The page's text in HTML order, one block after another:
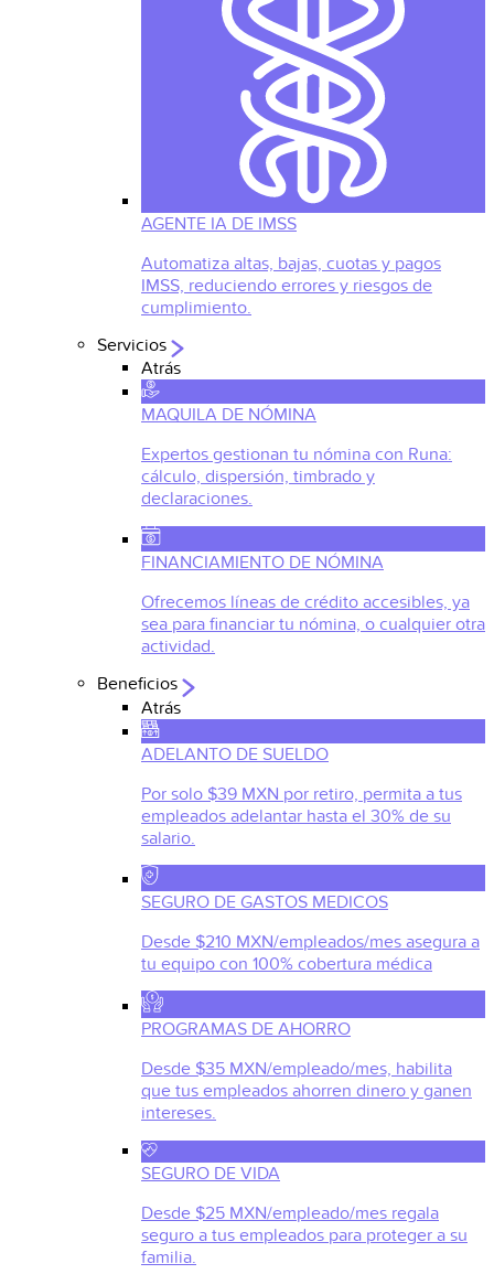
AGENTE IA DE IMSS
Automatiza altas, bajas, cuotas y pagos
IMSS, reduciendo errores y riesgos de
cumplimiento.
Servicios
Atrás
MAQUILA DE NÓMINA
Expertos gestionan tu nómina con Runa:
cálculo, dispersión, timbrado y
declaraciones.
FINANCIAMIENTO DE NÓMINA
Ofrecemos líneas de crédito accesibles, ya
sea para financiar tu nómina, o cualquier otra
actividad.
Beneficios
Atrás
ADELANTO DE SUELDO
Por solo $39 MXN por retiro, permita a tus
empleados adelantar hasta el 30% de su
salario.
SEGURO DE GASTOS MEDICOS
Desde $210 MXN/empleados/mes asegura a
tu equipo con 100% cobertura médica
PROGRAMAS DE AHORRO
Desde $35 MXN/empleado/mes, habilita
que tus empleados ahorren dinero y ganen
intereses.
SEGURO DE VIDA
Desde $25 MXN/empleado/mes regala
seguro a tus empleados para proteger a su
familia.